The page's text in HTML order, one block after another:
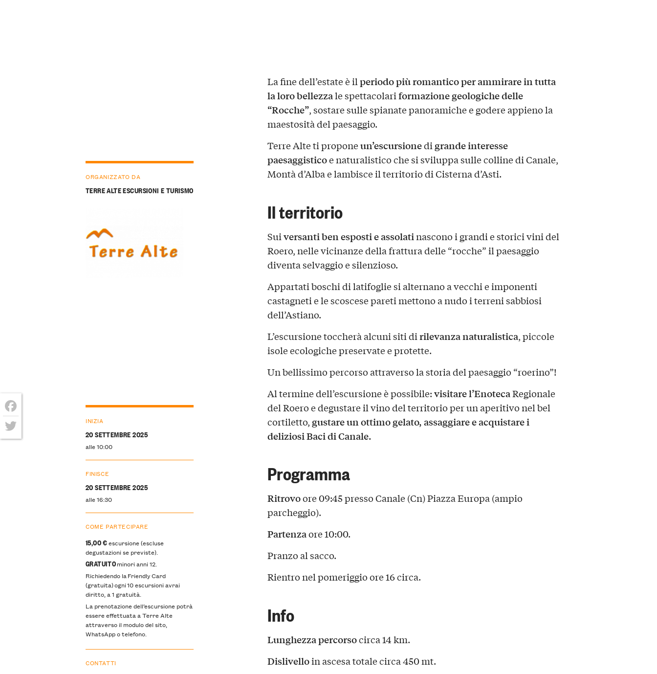
La fine dell’estate è ilperiodo più romantico per ammirare in tutta
la loro bellezzale spettacolariformazione geologiche delle
“Rocche”, sostare sulle spianate panoramiche e godere appieno la
maestosità del paesaggio.
Terre Alte ti proponeun’escursionedi grande interesse
paesaggisticoe naturalistico che si sviluppa sulle colline di Canale,
Montà d’Alba e lambisce il territorio di Cisterna d’Asti.
Il territorio
Suiversanti ben esposti e assolatinascono i grandi e storici vini del
Roero, nelle vicinanze della frattura delle “rocche” il paesaggio
diventa selvaggio e silenzioso.
Appartati boschi di latifoglie si alternano a vecchi e imponenti
castagneti e le scoscese pareti mettono a nudo i terreni sabbiosi
dell’Astiano.
L’escursione toccherà alcuni siti dirilevanza naturalistica, piccole
isole ecologiche preservate e protette.
Un bellissimo percorso attraverso la storia del paesaggio “roerino”!
Al termine dell’escursione è possibile:visitare l’EnotecaRegionale
del Roero e degustare il vino del territorio per un aperitivo nel bel
cortiletto, gustare un ottimo gelato, assaggiare e acquistare i
deliziosi Baci di Canale.
Programma
Ritrovoore 09:45 presso Canale (Cn) Piazza Europa (ampio
parcheggio).
Partenzaore 10:00.
Pranzo al sacco.
Rientro nel pomeriggio ore 16 circa.
Info
Lunghezza percorsocirca 14 km.
Dislivelloin ascesa totale circa 450 mt.
ORGANIZZATO DA
TERRE ALTE ESCURSIONI E TURISMO
INIZIA
20 SETTEMBRE 2025
alle 10:00
FINISCE
20 SETTEMBRE 2025
alle 16:30
COME PARTECIPARE
15,00 €escursione (escluse
degustazioni se previste).
GRATUITOminori anni 12.
Richiedendo la Friendly Card
(gratuita) ogni 10 escursioni avrai
diritto, a 1 gratuità.
La prenotazione dell’escursione potrà
essere effettuata a Terre Alte
attraverso il modulo del sito,
WhatsApp o telefono.
CONTATTI
Facebook
Twitter